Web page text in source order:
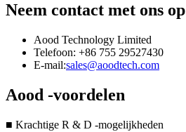
Neem contact met ons op
Aood Technology Limited
Telefoon: +86 755 29527430
E-mail:sales@aoodtech.com
Aood -voordelen
■ Krachtige R & D -mogelijkheden